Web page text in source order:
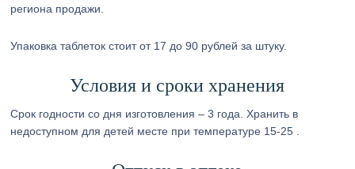
региона продажи.
Упаковка таблеток стоит от 17 до 90 рублей за штуку.
Условия и сроки хранения
Срок годности со дня изготовления – 3 года. Хранить в
недоступном для детей месте при температуре 15-25 .